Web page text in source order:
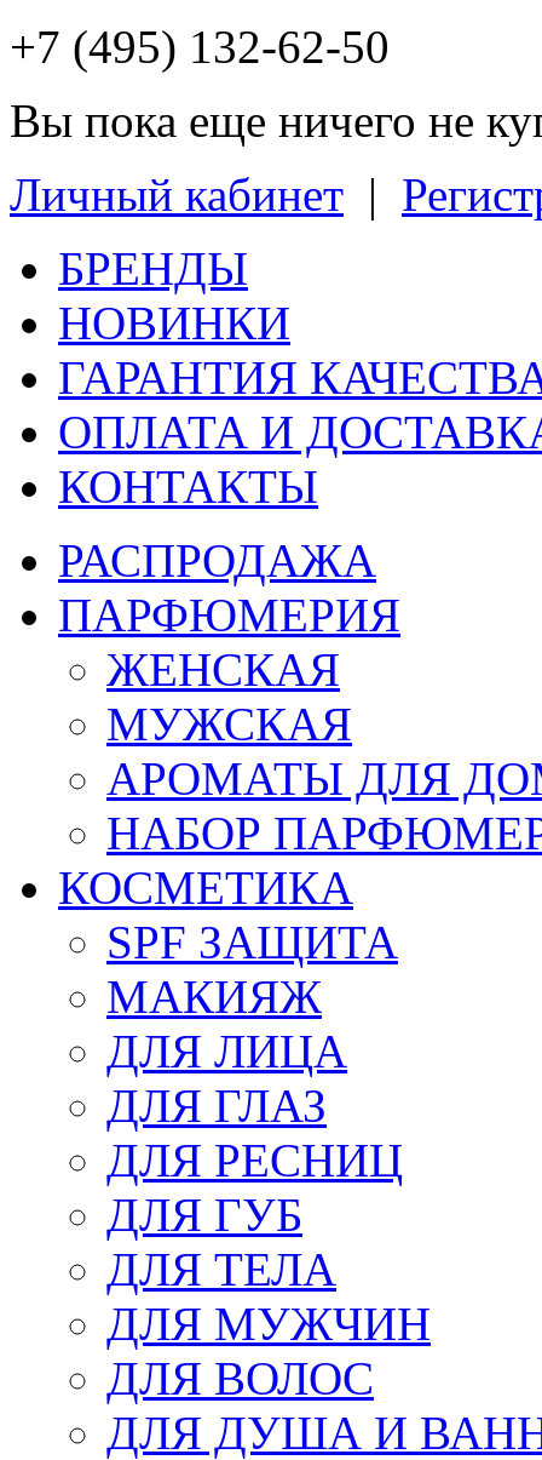
+7 (495) 132-62-50
Вы пока еще ничего не
Личный кабинет |
БРЕНДЫ
НОВИНКИ
ГАРАНТИЯ
ОПЛАТА И
КОНТАКТЫ
РАСПРОДАЖА
ПАРФЮМЕРИЯ
ЖЕНСКАЯ
МУЖСКАЯ
АРОМАТЫ ДЛЯ
НАБОР
КОСМЕТИКА
SPF ЗАЩИТА
МАКИЯЖ
ДЛЯ ЛИЦА
ДЛЯ ГЛАЗ
ДЛЯ РЕСНИЦ
ДЛЯ ГУБ
ДЛЯ ТЕЛА
ДЛЯ МУЖЧИН
ДЛЯ ВОЛОС
ДЛЯ ДУША И